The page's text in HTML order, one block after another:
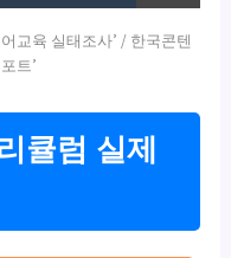
교육 실태조사’ / 한국콘텐
트’
큘럼 실제